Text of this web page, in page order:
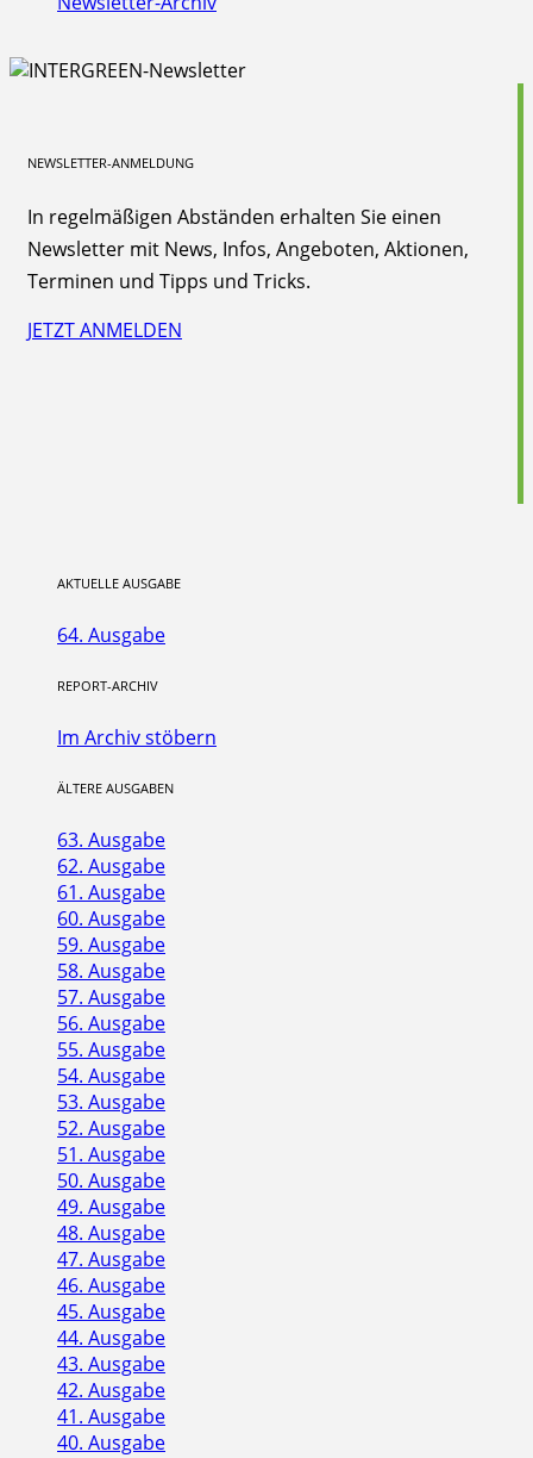
NEWSLETTER-ANMELDUNG
In regelmäßigen Abständen erhalten Sie einen
Newsletter mit News, Infos, Angeboten, Aktionen,
Terminen und Tipps und Tricks.
JETZT ANMELDEN
AKTUELLE AUSGABE
64. Ausgabe
REPORT-ARCHIV
Im Archiv stöbern
ÄLTERE AUSGABEN
63. Ausgabe
62. Ausgabe
61. Ausgabe
60. Ausgabe
59. Ausgabe
58. Ausgabe
57. Ausgabe
56. Ausgabe
55. Ausgabe
54. Ausgabe
53. Ausgabe
52. Ausgabe
51. Ausgabe
50. Ausgabe
49. Ausgabe
48. Ausgabe
47. Ausgabe
46. Ausgabe
45. Ausgabe
44. Ausgabe
43. Ausgabe
42. Ausgabe
41. Ausgabe
40. Ausgabe